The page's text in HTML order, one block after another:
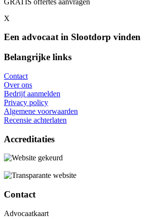
X
Een advocaat in Slootdorp vinden
Belangrijke links
Contact
Over ons
Bedrijf aanmelden
Privacy policy
Algemene voorwaarden
Recensie achterlaten
Accreditaties
Contact
Advocaatkaart